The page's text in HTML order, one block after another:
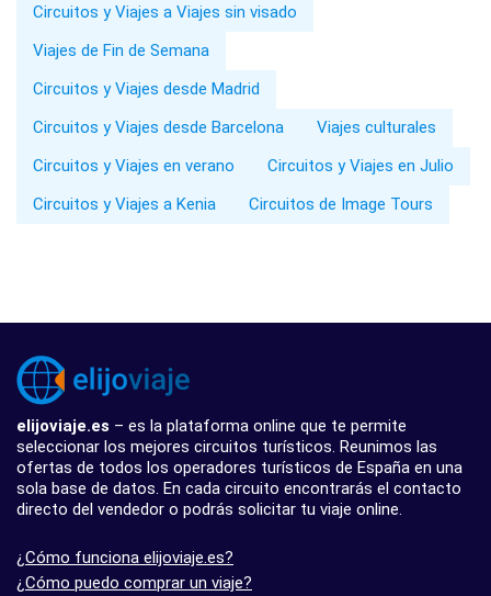
Circuitos y Viajes a Viajes sin visado
Viajes de Fin de Semana
Circuitos y Viajes desde Madrid
Circuitos y Viajes desde Barcelona
Viajes culturales
Circuitos y Viajes en verano
Circuitos y Viajes en Julio
Circuitos y Viajes a Kenia
Circuitos de Image Tours
elijoviaje.es – es la plataforma online que te permite
seleccionar los mejores circuitos turísticos. Reunimos las
ofertas de todos los operadores turísticos de España en una
sola base de datos. En cada circuito encontrarás el contacto
directo del vendedor o podrás solicitar tu viaje online.
¿Cómo funciona elijoviaje.es?
¿Cómo puedo comprar un viaje?